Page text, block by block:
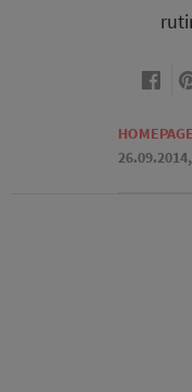
HOMEPAGE